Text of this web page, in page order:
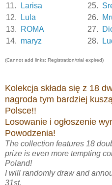
11.
Larisa 25.
12.
Lula 26.
13.
ROMA 27.
14. maryz 28.
(Cannot add links: Registration/trial expired)
Kolekcja składa się z 18
nagroda tym bardziej
Polsce!!
Losowanie i ogłoszenie
Powodzenia!
The collection features 18
prize is even more tempting
Poland!
I will randomly draw and
31st.